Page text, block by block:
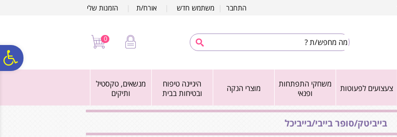
התחבר משתמש חדש אורח/ת הזמנות שלי
0
צעצועים לפעוטות
משחקי התפתחות
ופנאי
מוצרי הנקה
היגיינה טיפוח
ובטיחות בבית
מנשאים, טקסטיל
ותיקים
בייביטק/סופר בייבי/בייביכל